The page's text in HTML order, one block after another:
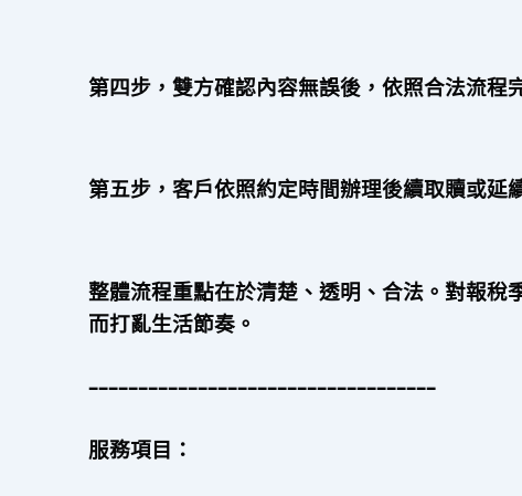
第四步，雙方確認內容無誤後，依照合法流程
第五步，客戶依照約定時間辦理後續取贖或延
整體流程重點在於清楚、透明、合法。對報
而打亂生活節奏。
–––––––––––––––––––––––––––––––––––
服務項目：